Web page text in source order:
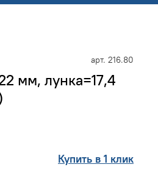
арт. 216.80
мм, лунка=17,4
Купить в 1 клик